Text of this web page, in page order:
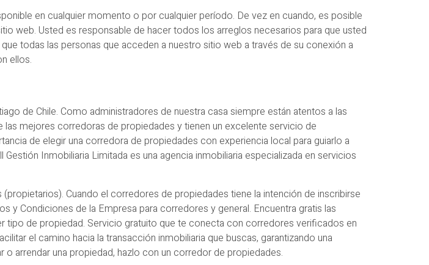
en cualquier momento o por cualquier período. De vez en cuando, es posible
web. Usted es responsable de hacer todos los arreglos necesarios para que usted
todas las personas que acceden a nuestro sitio web a través de su conexión a
ellos.
de Chile. Como administradores de nuestra casa siempre están atentos a las
mejores corredoras de propiedades y tienen un excelente servicio de
de elegir una corredora de propiedades con experiencia local para guiarlo a
Inmobiliaria Limitada es una agencia inmobiliaria especializada en servicios
Cuando el corredores de propiedades tiene la intención de inscribirse
y Condiciones de la Empresa para corredores y general. Encuentra gratis las
de propiedad. Servicio gratuito que te conecta con corredores verificados en
el camino hacia la transacción inmobiliaria que buscas, garantizando una
arrendar una propiedad, hazlo con un corredor de propiedades.